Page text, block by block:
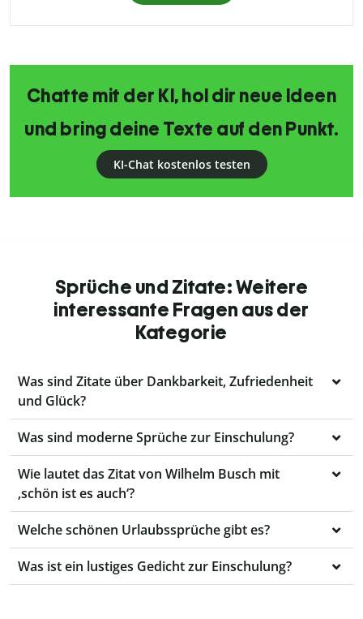
Chatte mit der KI, hol dir neue Ideen
und bring deine Texte auf den Punkt.
KI-Chat kostenlos testen
Sprüche und Zitate: Weitere
interessante Fragen aus der
Kategorie
Was sind Zitate über Dankbarkeit, Zufriedenheit
und Glück?
Was sind moderne Sprüche zur Einschulung?
Wie lautet das Zitat von Wilhelm Busch mit
‚schön ist es auch‘?
Welche schönen Urlaubssprüche gibt es?
Was ist ein lustiges Gedicht zur Einschulung?